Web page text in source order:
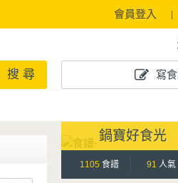
會員登入
寫
搜 尋
鍋寶好食光
1105 食譜 91 人氣